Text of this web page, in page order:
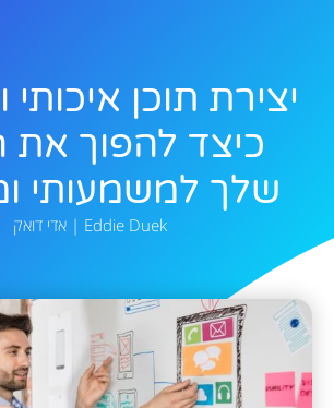
יצירת תוכן
כיצד להפוך את
שלך למשמעותי
Eddie Duek | אדי דואק